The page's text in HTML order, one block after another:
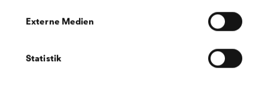
Externe Medien
Statistik
Vorname